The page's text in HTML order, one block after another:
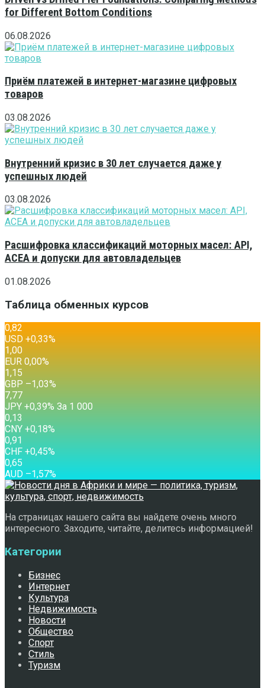
for Different Bottom Conditions
06.08.2026
Приём платежей в интернет-магазине цифровых
товаров
03.08.2026
Внутренний кризис в 30 лет случается даже у
успешных людей
03.08.2026
Расшифровка классификаций моторных масел: API,
ACEA и допуски для автовладельцев
01.08.2026
Таблица обменных курсов
0,82
USD +0,33%
1,00
EUR 0,00%
1,15
GBP –1,03%
7,77
JPY +0,39% За 1 000
0,13
CNY +0,18%
0,91
CHF +0,45%
0,65
AUD –1,57%
На страницах нашего сайта вы найдете очень много
интересного. Заходите, читайте, делитесь информацией!
Категории
Бизнес
Интернет
Культура
Недвижимость
Новости
Общество
Спорт
Стиль
Туризм